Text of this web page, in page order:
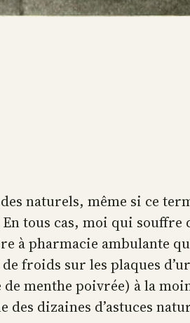
naturels, même si ce
tous cas, moi qui souffre
à pharmacie ambulante
froids sur les plaques
menthe poivrée) à la
des dizaines d’astuces